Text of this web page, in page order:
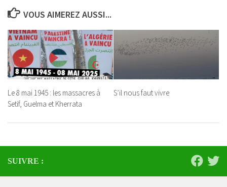
VOUS AIMEREZ AUSSI...
Le 8 mai 1945 : les massacres à
Setif, Guelma et Kherrata
S’il nous faut vivre
SUIVRE :